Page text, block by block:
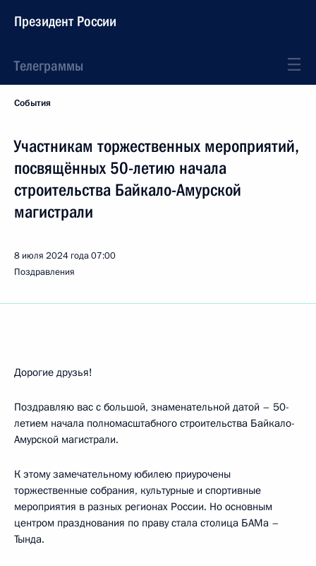
Президент России
Телеграммы
События
Участникам торжественных мероприятий,
посвящённых 50-летию начала
строительства Байкало-Амурской
магистрали
8 июля 2024 года07:00
Поздравления
Дорогие друзья!
Поздравляю вас с большой, знаменательной датой – 50-
летием начала полномасштабного строительства Байкало-
Амурской магистрали.
К этому замечательному юбилею приурочены
торжественные собрания, культурные и спортивные
мероприятия в разных регионах России. Но основным
центром празднования по праву стала столица БАМа –
Тында.